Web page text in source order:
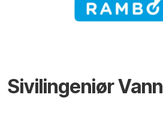
Sivilingeniør Vann